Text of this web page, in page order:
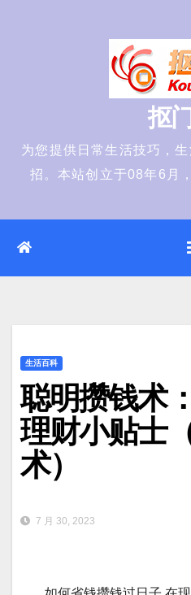
抠
为您提供日常生活技巧，
招。本站创立于08年6月
生活百科
聪明攒钱术
理财小贴士
术）
7 月 30, 2023